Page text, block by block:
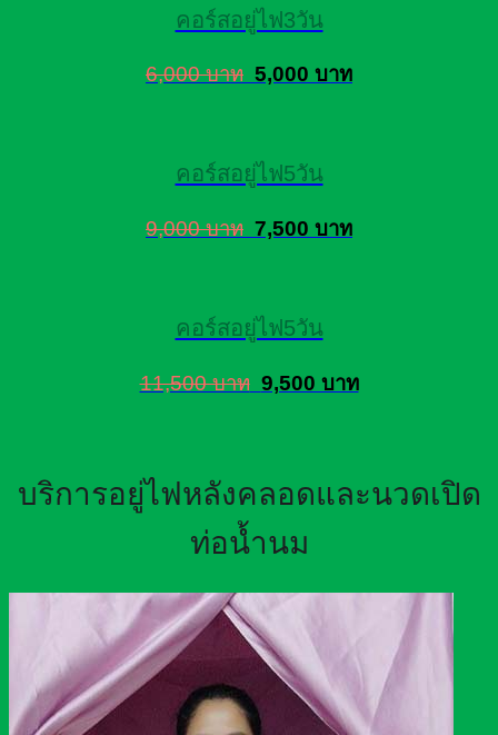
คอร์สอยู่ไฟ3วัน
6,000 บาท 5,000 บาท
คอร์สอยู่ไฟ5วัน
9,000 บาท 7,500 บาท
คอร์สอยู่ไฟ5วัน
11,500 บาท 9,500 บาท
บริการอยู่ไฟหลังคลอดและนวดเปิด
ท่อน้ำนม